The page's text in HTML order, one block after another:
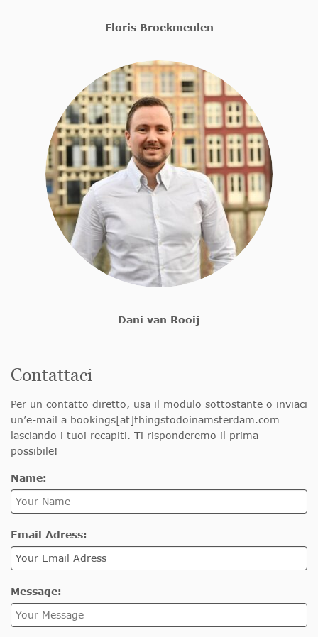
Floris Broekmeulen
Dani van Rooij
Contattaci
Per un contatto diretto, usa il modulo sottostante o inviaci
un’e-mail a bookings[at]thingstodoinamsterdam.com
lasciando i tuoi recapiti. Ti risponderemo il prima
possibile!
Name:
Email Adress:
Message: